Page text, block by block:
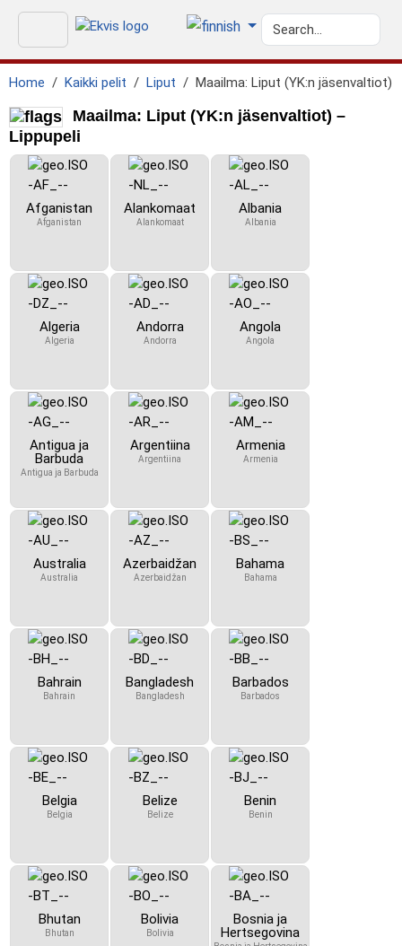
Home Kaikki pelit Liput Maailma: Liput (YK:n jäsenvaltiot)
Maailma: Liput (YK:n jäsenvaltiot) –
Lippupeli
Afganistan
Afganistan
Alankomaat
Alankomaat
Albania
Albania
Algeria
Algeria
Andorra
Andorra
Angola
Angola
Antigua ja
Barbuda
Antigua ja Barbuda
Argentiina
Argentiina
Armenia
Armenia
Australia
Australia
Azerbaidžan
Azerbaidžan
Bahama
Bahama
Bahrain
Bahrain
Bangladesh
Bangladesh
Barbados
Barbados
Belgia
Belgia
Belize
Belize
Benin
Benin
Bhutan
Bhutan
Bolivia
Bolivia
Bosnia ja
Hertsegovina